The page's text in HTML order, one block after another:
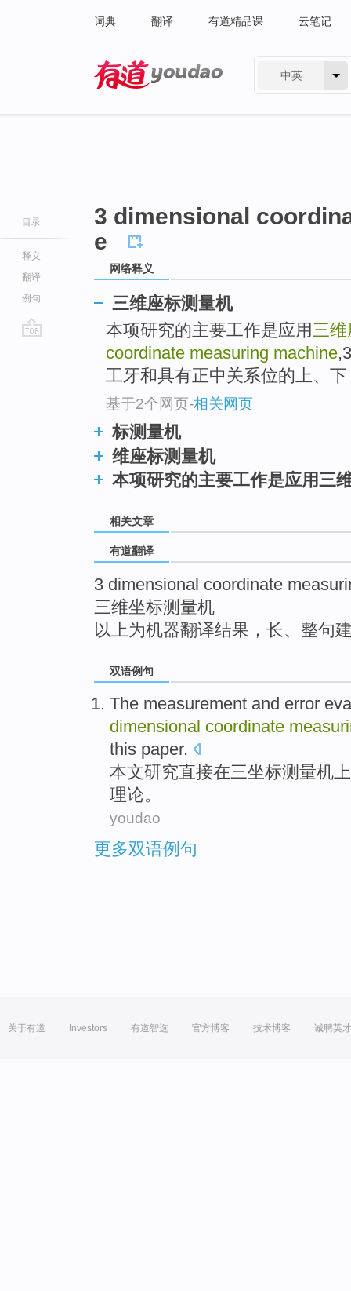
词典 翻译 有道精品课 云笔记
中英
目录
释义
翻译
例句
3 dimensional
e
网络释义
三维座标测量机
本项研究的主要工作是应用三
coordinate measuring machine
工牙和具有正中关系位的上、
基于2个网页-相关网页
标测量机
维座标测量机
本项研究的主要工作是应用三
相关文章
有道翻译
3 dimensional coordinate
三维坐标测量机
以上为机器翻译结果，长、整句
双语例句
The measurement and error
dimensional coordinate
this paper.
本文研究直接在三坐标测量机上
理论。
youdao
更多双语例句
关于有道 Investors 有道智选 官方博客 技术博客 诚聘英才